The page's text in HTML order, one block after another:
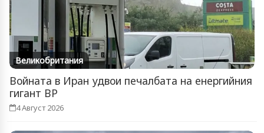
Великобритания
Войната в Иран удвои печалбата на енергийния
гигант BP
4 Август 2026